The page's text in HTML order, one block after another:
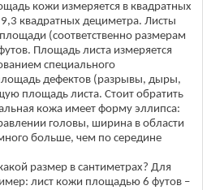
кожи измеряется в квадратных
квадратных дециметра. Листы
(соответственно размерам
Площадь листа измеряется
специального
дефектов (разрывы, дыры,
площадь листа. Стоит обратить
кожа имеет форму эллипса:
головы, ширина в области
больше, чем по середине
размер в сантиметрах? Для
лист кожи площадью 6 футов –